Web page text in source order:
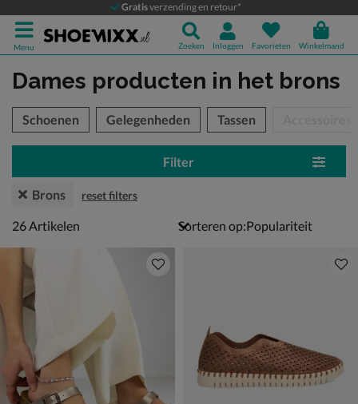
Gratisverzending en retour*
Menu Zoeken Inloggen Favorieten Winkelmand
Dames producten in het brons
over
Schoenen Gelegenheden Tassen
Filter
Brons reset filters
26 artikelen
26Artikelen Sorteren op: